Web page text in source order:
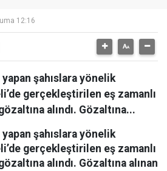
12:16
yapan şahıslara yönelik
gerçekleştirilen eş zamanlı
alındı. Gözaltına...
yapan şahıslara yönelik
gerçekleştirilen eş zamanlı
alındı. Gözaltına alınan